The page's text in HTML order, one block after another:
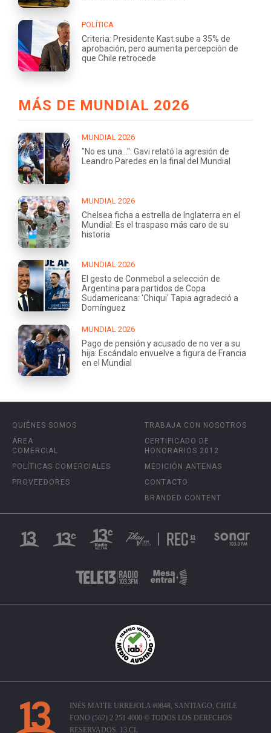
POLÍTICA
Criteria: Presidente Kast sube a 35% de
aprobación, pero aumenta percepción de
que Chile retrocede
MÁS DE MUNDIAL 2026
MUNDIAL 2026
"No es una...": Gavi relató la agresión de
Leandro Paredes en la final del Mundial
MUNDIAL 2026
Chelsea ficha a estrella de Inglaterra en el
Mundial: Es el traspaso más caro de su
historia
MUNDIAL 2026
El gesto de Conmebol a selección de
Argentina para partidos de Copa
Sudamericana: 'Chiqui' Tapia agradeció a
Domínguez
MUNDIAL 2026
Pago de pensión y acusado de no ver a su
hija: Escándalo envuelve a figura de Francia
en el Mundial
QUIÉNES SOMOS
ÁREA
COMERCIAL
POLÍTICAS COMERCIALES
PROVEEDORES
TRABAJA CON NOSOTROS
CERTIFICADO DE
HONORARIOS 2012
MEDICIÓN ANTENAS
CONTACTO
BRANDED CONTENT
INÉS MATTE URREJOLA #0848, SANTIAGO, CHILE
FONO (562) 2 251 4000 © TODOS LOS DERECHOS
RESERVADOS. 13.CL